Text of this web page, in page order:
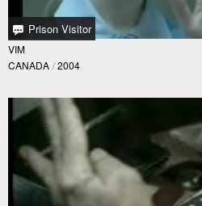
Prison Visitor
VIM
CANADA / 2004